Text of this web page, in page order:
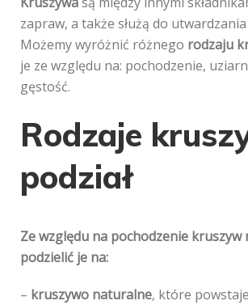
zapraw, a także służą do utwardzania
Możemy wyróżnić różnego rodzaju
je ze względu na: pochodzenie,
gęstość.
Rodzaje
podział
Ze względu na pochodzenie kruszyw
podzielić je na:
– kruszywo naturalne, które